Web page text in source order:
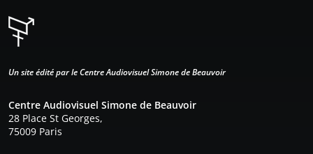
Un site édité par le Centre Audiovisuel Simone de Beauvoir
Centre Audiovisuel Simone de Beauvoir
28 Place St Georges,
75009 Paris